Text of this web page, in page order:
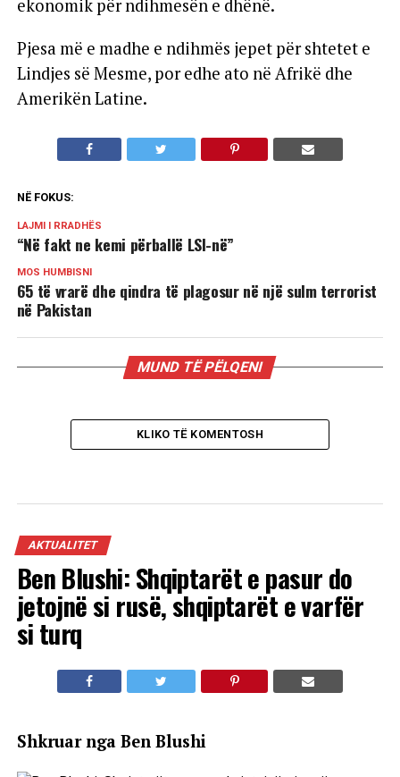
ekonomik për ndihmesën e dhënë.
Pjesa më e madhe e ndihmës jepet për shtetet e
Lindjes së Mesme, por edhe ato në Afrikë dhe
Amerikën Latine.
NË FOKUS:
LAJMI I RRADHËS
“Në fakt ne kemi përballë LSI-në”
MOS HUMBISNI
65 të vrarë dhe qindra të plagosur në një sulm terrorist
në Pakistan
MUND TË PËLQENI
KLIKO TË KOMENTOSH
AKTUALITET
Ben Blushi: Shqiptarët e pasur do
jetojnë si rusë, shqiptarët e varfër
si turq
Shkruar nga Ben Blushi